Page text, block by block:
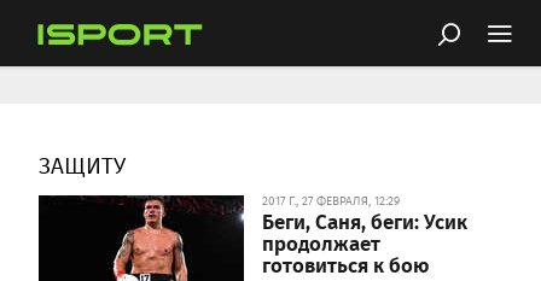
ЗАЩИТУ
2017 Г., 27 ФЕВРАЛЯ, 12:29
Беги, Саня, беги: Усик
продолжает
готовиться к бою